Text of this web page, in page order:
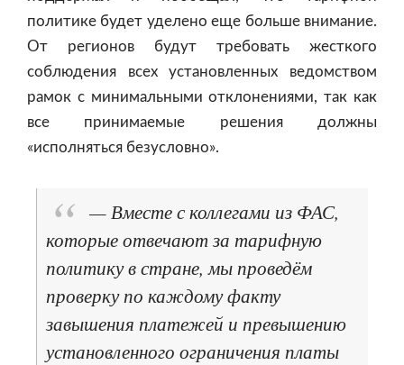
политике будет уделено еще больше внимание.
От регионов будут требовать жесткого
соблюдения всех установленных ведомством
рамок с минимальными отклонениями, так как
все принимаемые решения должны
«исполняться безусловно».
— Вместе с коллегами из ФАС,
которые отвечают за тарифную
политику в стране, мы проведём
проверку по каждому факту
завышения платежей и превышению
установленного ограничения платы